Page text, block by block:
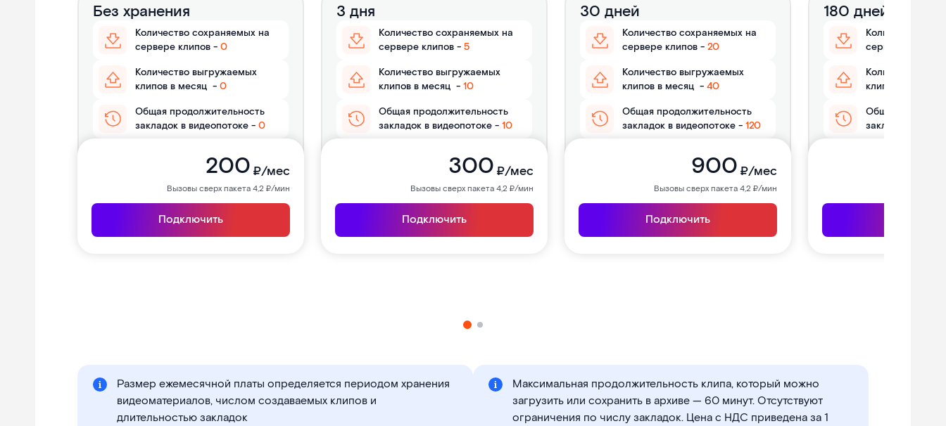
Без хранения
Количество сохраняемых на
сервере клипов - 0
Количество выгружаемых
клипов в месяц - 0
Общая продолжительность
закладок в видеопотоке - 0
200 ₽/мес
Вызовы сверх пакета 4,2 ₽/мин
Подключить
3 дня
Количество сохраняемых на
сервере клипов - 5
Количество выгружаемых
клипов в месяц - 10
Общая продолжительность
закладок в видеопотоке - 10
300 ₽/мес
Вызовы сверх пакета 4,2 ₽/мин
Подключить
30 дней
Количество сохраняемых на
сервере клипов - 20
Количество выгружаемых
клипов в месяц - 40
Общая продолжительность
закладок в видеопотоке - 120
900 ₽/мес
Вызовы сверх пакета 4,2 ₽/мин
Подключить
180 дней
Количество
сервере клипов
Количество
клипов в месяц
Общая
закладок в
Размер ежемесячной платы определяется периодом хранения
видеоматериалов, числом создаваемых клипов и
длительностью закладок
Максимальная продолжительность клипа, который можно
загрузить или сохранить в архиве — 60 минут. Отсутствуют
ограничения по числу закладок. Цена с НДС приведена за 1